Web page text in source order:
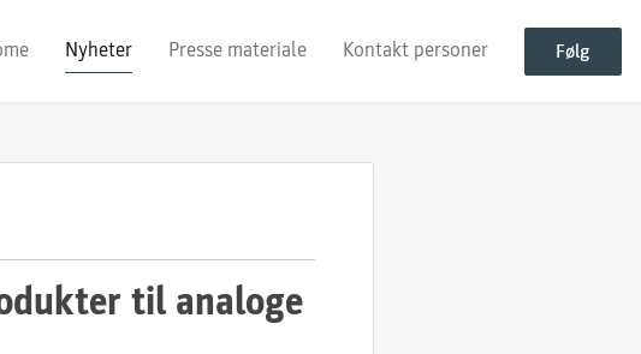
Nyheter Presse materiale Kontakt personer Følg
til analoge